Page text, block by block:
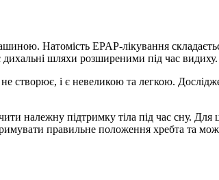
Натомість EPAP-лікування
дихальні шляхи розширеними під час видиху.
створює, і є невеликою та легкою.
належну підтримку тіла під час сну. Для
правильне положення хребта та